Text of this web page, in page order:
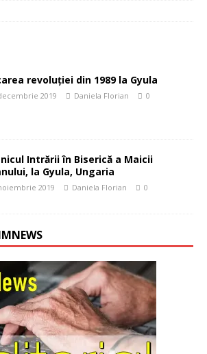
revoluţiei din 1989 la Gyula
2019 Daniela Florian 0
Intrării în Biserică a Maicii
la Gyula, Ungaria
2019 Daniela Florian 0